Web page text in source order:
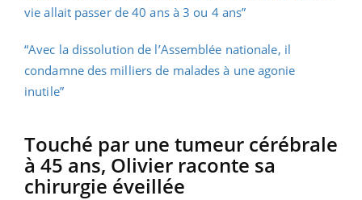
vie allait passer de 40 ans à 3 ou 4 ans”
“Avec la dissolution de l’Assemblée nationale, il
condamne des milliers de malades à une agonie
inutile”
Touché par une tumeur cérébrale
à 45 ans, Olivier raconte sa
chirurgie éveillée